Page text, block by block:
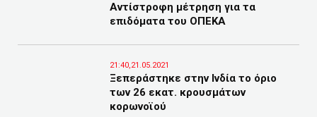
Αντίστροφη μέτρηση για τα
επιδόματα του ΟΠΕΚΑ
21:40,21.05.2021
Ξεπεράστηκε στην Ινδία το όριο
των 26 εκατ. κρουσμάτων
κορωνοϊού